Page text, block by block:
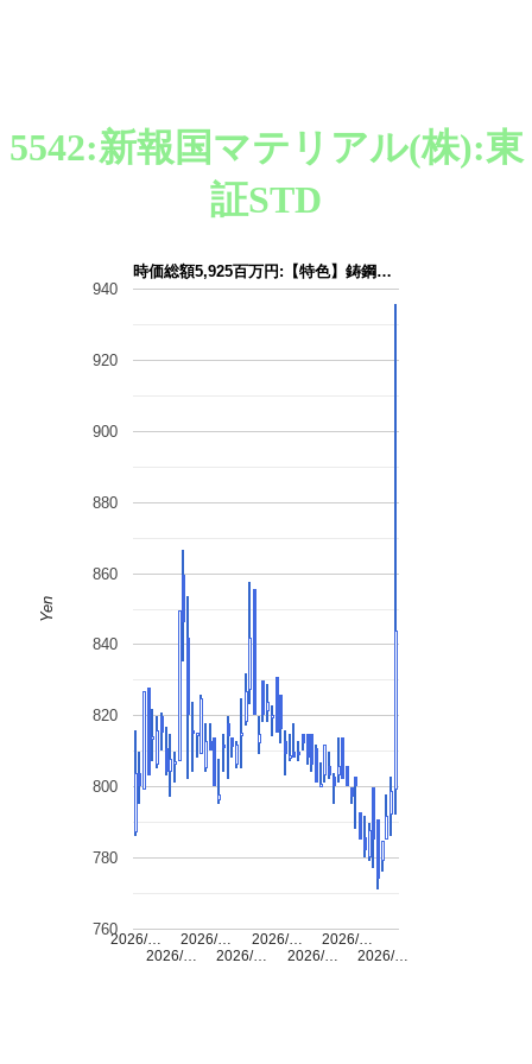
5542:新報国マテリアル(株):東
証STD
時価総額5,925百万円:【特色】鋳鋼…
2026/…
2026/…
2026/…
2026/…
2026/…
2026/…
2026/…
2026/…
760
780
800
820
840
860
880
900
920
940
Yen